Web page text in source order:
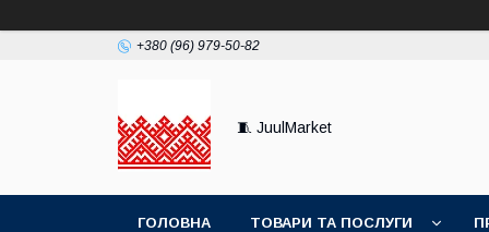
+380 (96) 979-50-82
🧵 JuulMarket
ГОЛОВНА ТОВАРИ ТА ПОСЛУГИ